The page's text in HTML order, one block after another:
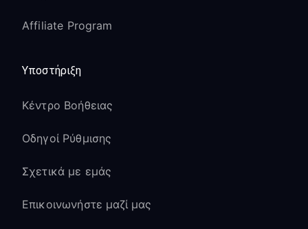
Affiliate Program
Υποστήριξη
Κέντρο Βοήθειας
Οδηγοί Ρύθμισης
Σχετικά με εμάς
Επικοινωνήστε μαζί μας